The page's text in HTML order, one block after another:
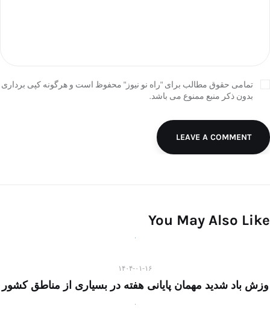
تمامی حقوق مطالب برای "راه نو نیوز" محفوظ است و هرگونه کپی برداری
بدون ذکر منبع ممنوع می باشد.
LEAVE A COMMENT
You May Also Like
۱۴۰۴-۰۱-۱۶
وزش باد شدید مهمان پایانی هفته در بسیاری از مناطق کشور